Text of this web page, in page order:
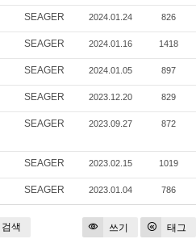
SEAGER 2024.01.24 826
SEAGER 2024.01.16 1418
SEAGER 2024.01.05 897
SEAGER 2023.12.20 829
SEAGER 2023.09.27 872
SEAGER 2023.02.15 1019
SEAGER 2023.01.04 786
쓰기 태그
검색